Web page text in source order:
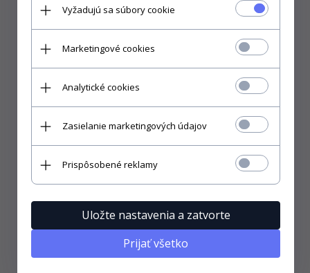
Abyste si mohli vybrat správnou velikost, je nejlepší
porovnávat s rozměry, které jsme nabídli.
Pokyny k mytí a žehlení.První ruční praní
agresivní čisticí prostředky. Žehlení pouze na levé
Vyžadujú sa súbory cookie
Marketingové cookies
Analytické cookies
Zasielanie marketingových údajov
Prispôsobené reklamy
Uložte nastavenia a zatvorte
Prijať všetko